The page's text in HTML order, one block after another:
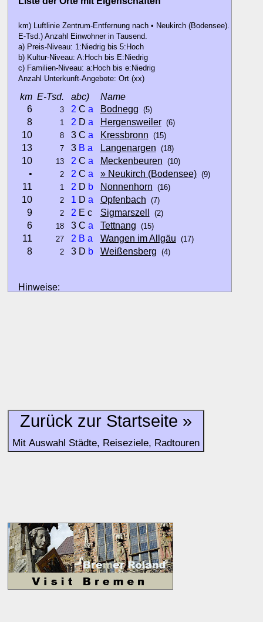
km) Luftlinie Zentrum-Entfernung nach • Neukirch (Bodensee).
E-Tsd.) Anzahl Einwohner in Tausend.
a) Preis-Niveau: 1:Niedrig bis 5:Hoch
b) Kultur-Niveau: A:Hoch bis E:Niedrig
c) Familien-Niveau: a:Hoch bis e:Niedrig
Anzahl Unterkunft-Angebote: Ort (xx)
km E-Tsd. abc)
Name
6
3 2 C a Bodnegg (5)
8 1 2 D a Hergensweiler (6)
10 8 3 C a Kressbronn (15)
13 7 3 B a Langenargen (18)
10 13 2 C a Meckenbeuren (10)
• 2 2 C a » Neukirch (Bodensee) (9)
11 1 2 D b Nonnenhorn (16)
10 2 1 D a Opfenbach (7)
9 2 2 E c Sigmarszell (2)
6 18 3 C a Tettnang (15)
11 27 2 B a Wangen im Allgäu (17)
8 2 3 D b Weißensberg (4)
Hinweise:
Zurück zur Startseite »
Mit Auswahl Städte, Reiseziele, Radtouren